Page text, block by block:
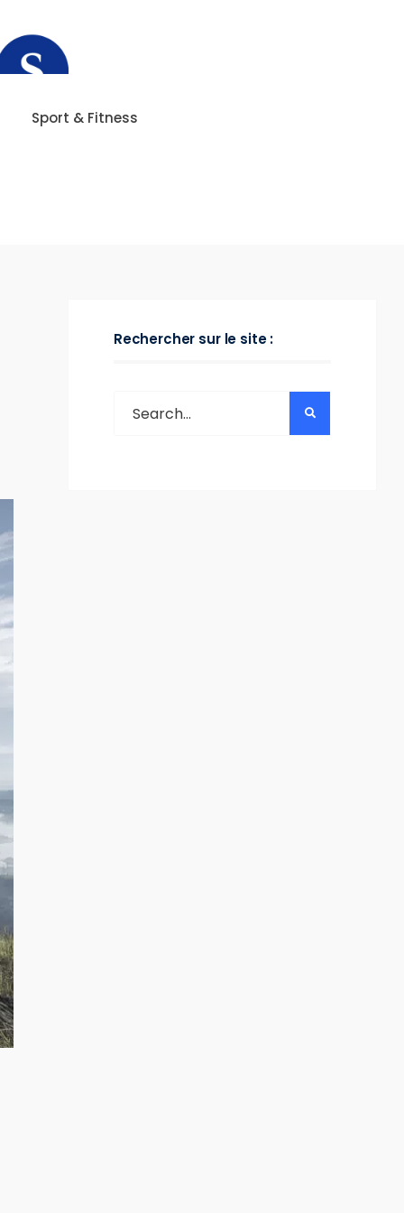
Sport & Fitness
Rechercher sur le site :